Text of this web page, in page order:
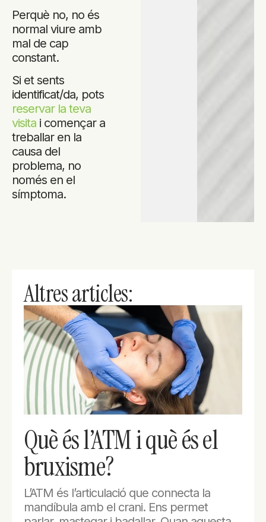
Perquè no, no és
normal viure amb
mal de cap
constant.
Si et sents
identificat/da, pots
reservar la teva
visita i començar a
treballar en la
causa del
problema, no
només en el
símptoma.
Altres articles:
Què és l’ATM i què és el
bruxisme?
L’ATM és l’articulació que connecta la
mandíbula amb el crani. Ens permet